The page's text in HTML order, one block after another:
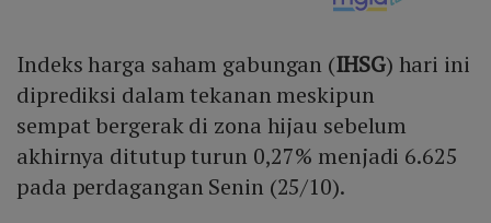
Indeks harga saham gabungan (IHSG) hari ini
diprediksi dalam tekanan meskipun
sempat bergerak di zona hijau sebelum
akhirnya ditutup turun 0,27% menjadi 6.625
pada perdagangan Senin (25/10).